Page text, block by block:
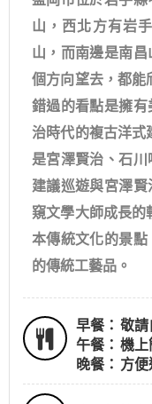
山，西北方有岩
山，而南邊是南
個方向望去，都能
錯過的看點是擁有
治時代的複古洋式
是宮澤賢治、石川
建議巡遊與宮澤
窺文學大師成長的
本傳統文化的景
的傳統工藝品。
早餐： 敬請
午餐： 機上
晚餐： 方便